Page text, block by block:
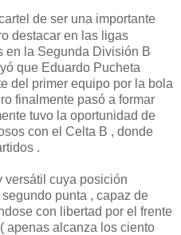
de ser una importante
destacar en las ligas
en la Segunda División B
que Eduardo Pucheta
del primer equipo por la bola
finalmente pasó a formar
tuvo la oportunidad de
con el Celta B , donde
.
versátil cuya posición
punta , capaz de
con libertad por el frente
apenas alcanza los ciento